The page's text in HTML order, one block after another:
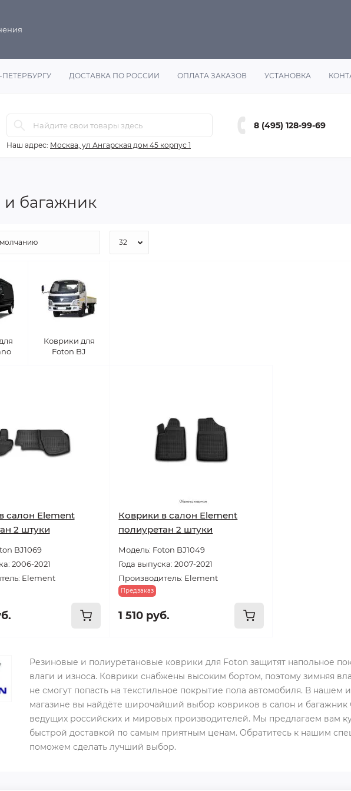
ДОСТАВКА ПО РОССИИ ОПЛАТА ЗАКАЗОВ УСТАНОВКА
Наш адрес: Москва, ул Ангарская дом 45 корпус 1
8 (495) 128-99-69
и багажник
Коврики для
Foton BJ
салон Element
2 штуки
BJ1069
2006-2021
Element
Коврики в салон Element
полиуретан 2 штуки
Модель: Foton BJ1049
Года выпуска: 2007-2021
Производитель: Element
Предзаказ
1 510 руб.
Резиновые и полиуретановые коврики для Foton защитят напольное
влаги и износа. Коврики снабжены высоким бортом, поэтому зимняя
не смогут попасть на текстильное покрытие пола автомобиля. В нашем
магазине вы найдёте широчайший выбор ковриков в салон и багажник
ведущих российских и мировых производителей. Мы предлагаем вам
быстрой доставкой по самым приятным ценам. Обратитесь к нашим
поможем сделать лучший выбор.